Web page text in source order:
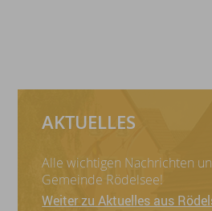
AKTUELLES
Alle wichtigen Nachrichten
Gemeinde Rödelsee!
Weiter zu Aktuelles aus